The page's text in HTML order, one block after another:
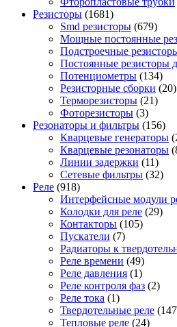
Резисторы (1681)
Smd резисторы (679)
Мощные постоянные
Подстроечные
Постоянные резисторы
Потенциометры (134)
Резисторные сборки (20)
Терморезисторы (21)
Фоторезисторы (3)
Резонаторы и фильтры (156)
Кварцевые генераторы
Кварцевые резонаторы
Линии задержки (11)
Сетевые фильтры (32)
Реле (918)
Интерфейсные модули
Колодки для реле (29)
Контакторы (105)
Пускатели (7)
Радиаторы к
Реле времени (49)
Реле давления (1)
Реле контроля фаз (2)
Реле тока (1)
Твердотельные реле
Тепловые реле (24)